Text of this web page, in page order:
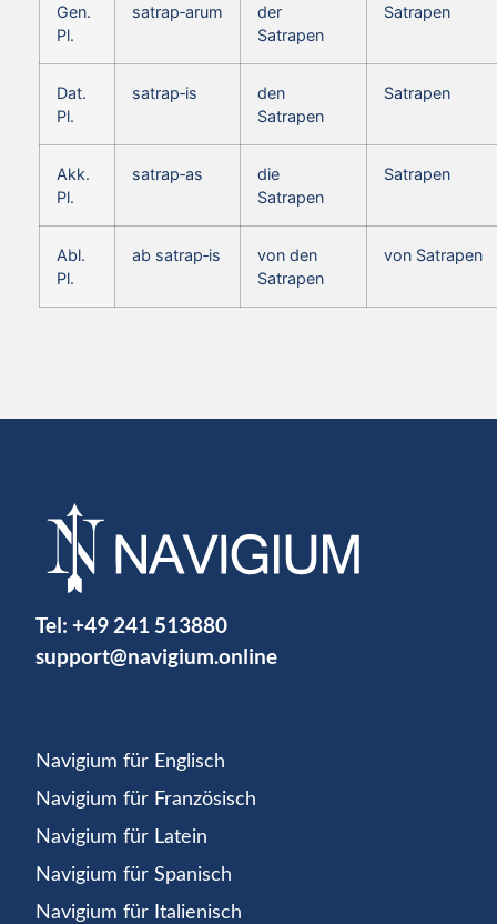
Gen.
Pl.
satrap‑arum
der
Satrapen
Satrapen
Dat.
Pl.
satrap‑is
den
Satrapen
Satrapen
Akk.
Pl.
satrap‑as
die
Satrapen
Satrapen
Abl.
Pl.
ab satrap‑is
von den
Satrapen
von Satrapen
Tel: +49 241 513880
support@navigium.online
Navigium für Englisch
Navigium für Französisch
Navigium für Latein
Navigium für Spanisch
Navigium für Italienisch